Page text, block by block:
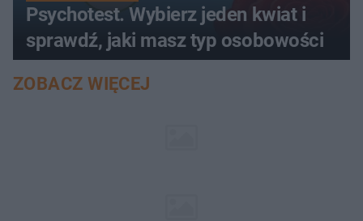
Psychotest. Wybierz jeden kwiat i
sprawdź, jaki masz typ osobowości
ZOBACZ WIĘCEJ